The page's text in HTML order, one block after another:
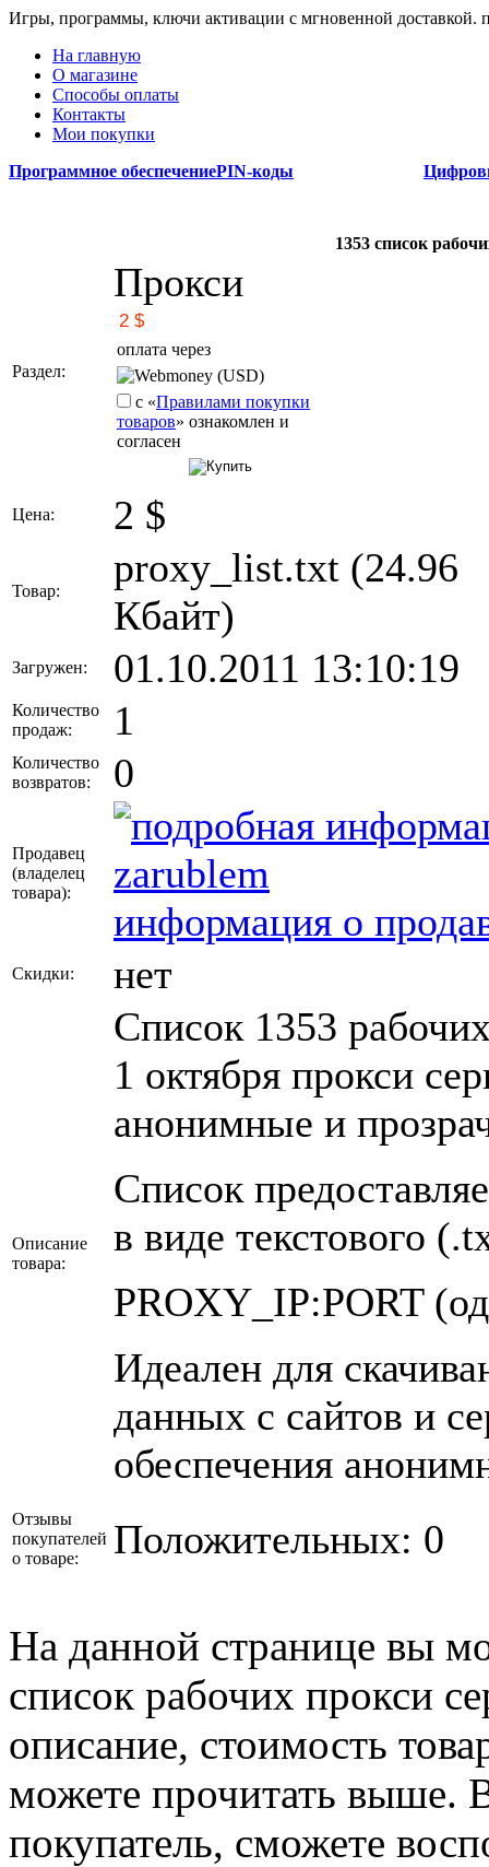
Игры, программы, ключи активации с мгновенной доставкой.
На главную
О магазине
Способы оплаты
Контакты
Мои покупки
Программное обеспечениеPIN-коды
1353 список
Раздел:
Прокси
оплата через
Webmoney (USD)
с «Правилами покупки
товаров» ознакомлен и
согласен
Цена: 2 $
Товар:
proxy_list.txt (24.96
Кбайт)
Загружен: 01.10.2011 13:10:19
Количество
продаж:
1
Количество
возвратов:
0
Продавец
(владелец
товара):
zarublem
информация о
Скидки: нет
Описание
товара:
Список 1353
1 октября прокси
анонимные и
Список
в виде текстового
PROXY_IP:PORT
Идеален для
данных с сайтов и
обеспечения
Отзывы
покупателей
о товаре:
Положительных: 0
На данной странице вы
список рабочих прокси
описание, стоимость
можете прочитать выше.
покупатель, сможете